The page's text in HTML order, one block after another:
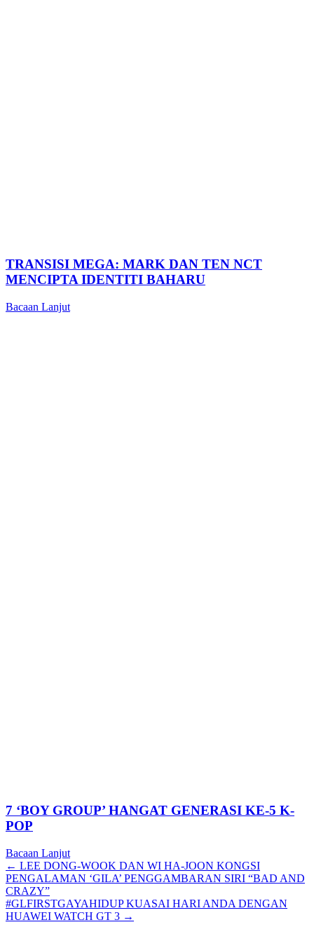
TRANSISI MEGA: MARK DAN TEN NCT
MENCIPTA IDENTITI BAHARU
Bacaan Lanjut
7 ‘BOY GROUP’ HANGAT GENERASI KE-5 K-
POP
Bacaan Lanjut
Posts
navigation
← LEE DONG-WOOK DAN WI HA-JOON KONGSI
PENGALAMAN ‘GILA’ PENGGAMBARAN SIRI “BAD AND
CRAZY”
#GLFIRSTGAYAHIDUP KUASAI HARI ANDA DENGAN
HUAWEI WATCH GT 3 →